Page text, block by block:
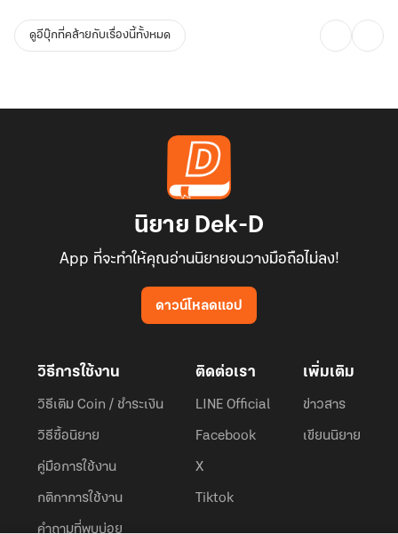
ดูอีบุ๊กที่คล้ายกับเรื่องนี้ทั้งหมด
นิยาย Dek-D
App ที่จะทำให้คุณอ่านนิยายจนวางมือถือไม่ลง!
ดาวน์โหลดแอป
วิธีการใช้งาน
วิธีเติม Coin / ชำระเงิน
วิธีซื้อนิยาย
คู่มือการใช้งาน
กติกาการใช้งาน
คำถามที่พบบ่อย
ติดต่อเรา
LINE Official
Facebook
X
Tiktok
เพิ่มเติม
ข่าวสาร
เขียนนิยาย